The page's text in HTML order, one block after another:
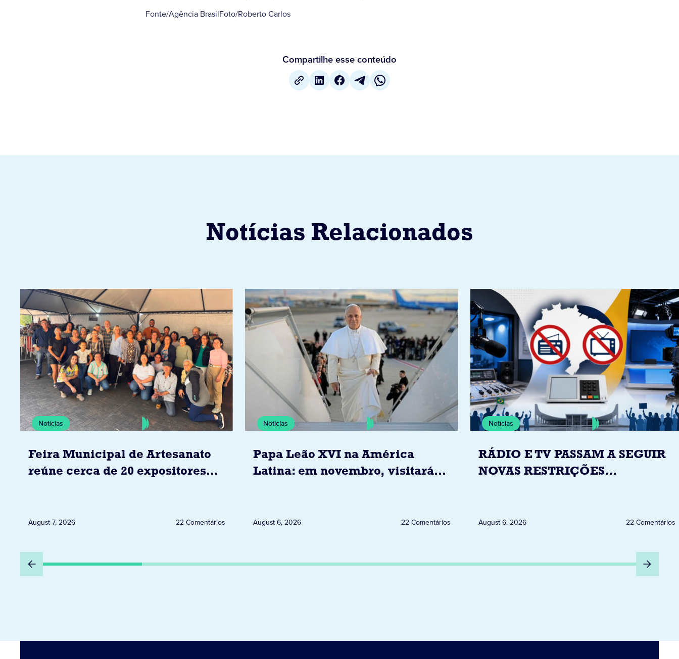
Fonte/Agência BrasilFoto/Roberto Carlos
Compartilhe esse conteúdo
Notícias Relacionados
Notícias
Feira Municipal de Artesanato
reúne cerca de 20 expositores
August 7, 2026 22 Comentários
Notícias
Papa Leão XVI na América
Latina: em novembro, visitará
August 6, 2026 22 Comentários
Notícias
RÁDIO E TV PASSAM A SEGUIR
NOVAS RESTRIÇÕES
August 6, 2026 22 Comentários